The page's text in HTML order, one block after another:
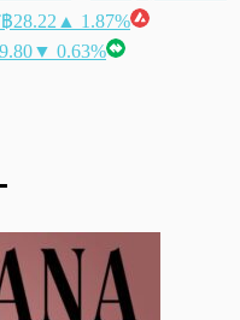
฿28.22 ▲ 1.87%
▼ 0.63%